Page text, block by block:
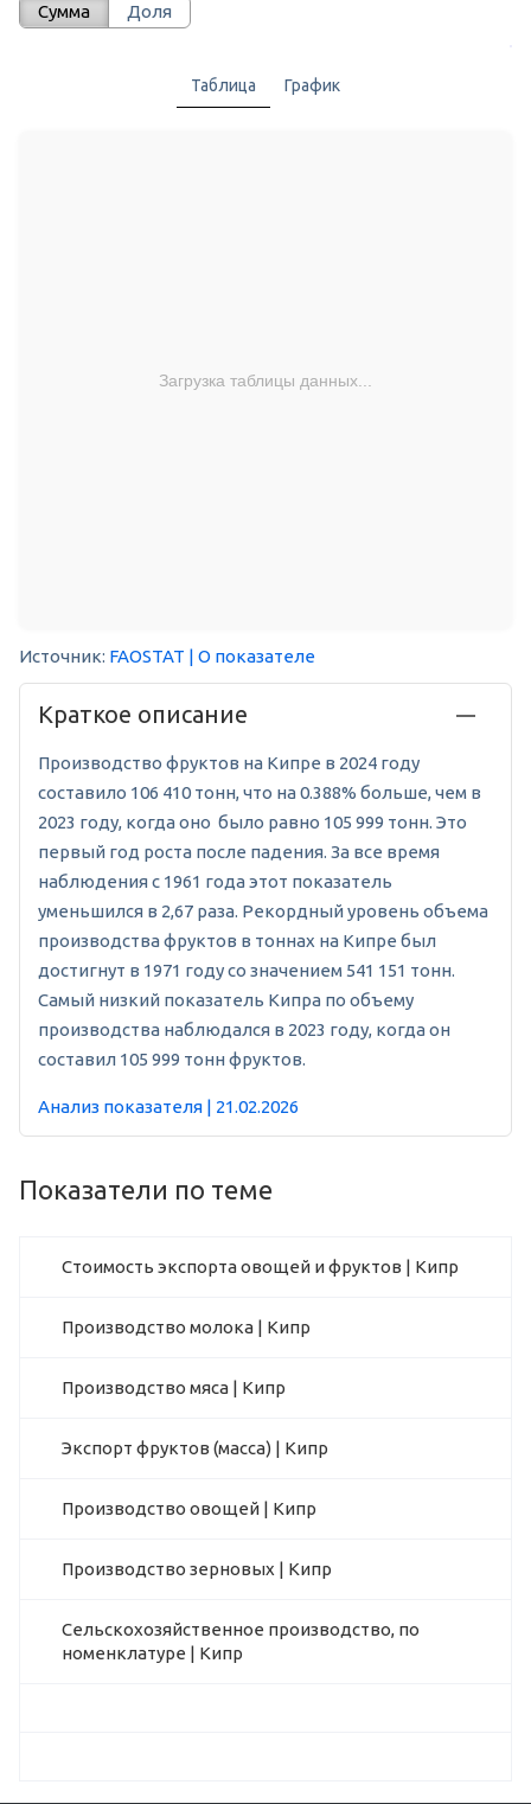
Сумма Доля
Таблица График
Загрузка таблицы данных...
Источник: FAOSTAT | О показателе
Краткое описание
Производство фруктов на Кипре в 2024 году
составило 106 410 тонн, что на 0.388% больше, чем в
2023 году, когда оно было равно 105 999 тонн. Это
первый год роста после падения. За все время
наблюдения с 1961 года этот показатель
уменьшился в 2,67 раза. Рекордный уровень объема
производства фруктов в тоннах на Кипре был
достигнут в 1971 году со значением 541 151 тонн.
Самый низкий показатель Кипра по объему
производства наблюдался в 2023 году, когда он
составил 105 999 тонн фруктов.
Анализ показателя | 21.02.2026
Показатели по теме
Стоимость экспорта овощей и фруктов | Кипр
Производство молока | Кипр
Производство мяса | Кипр
Экспорт фруктов (масса) | Кипр
Производство овощей | Кипр
Производство зерновых | Кипр
Сельскохозяйственное производство, по
номенклатуре | Кипр